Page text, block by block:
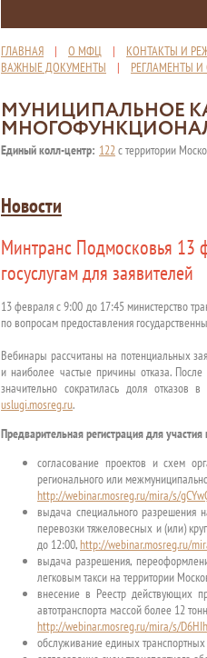
ГЛАВНАЯ | О МФЦ | КОНТАКТЫ И
ВАЖНЫЕ ДОКУМЕНТЫ | РЕГЛАМЕНТЫ
МУНИЦИПАЛЬНОЕ
Единый колл-центр: 122с территории
Новости
Минтранс Подмосковья 13
госуслугам для заявителей
13 февраля с 9:00 до 17:45 министерство
по вопросам предоставления
Вебинары рассчитаны на потенциальных
и наиболее частые причины отказа.
значительно сократилась доля отказов
uslugi.mosreg.ru.
Предварительная регистрация для
согласование проектов и схем
регионального или
http://webinar.mosreg.ru/mira/s/
выдача специального разрешения
перевозки тяжеловесных и (или)
до 12:00,http://webinar.mosreg.ru/
выдача разрешения,
легковым такси на территории
внесение в Реестр действующих
автотранспорта массой более 12
http://webinar.mosreg.ru/mira/s/
обслуживание единых транспортных